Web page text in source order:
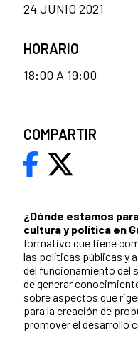
¿Dónde estamos
cultura y política en
formativo que tiene
las políticas públicas y
del funcionamiento del
de generar
sobre aspectos que
para la creación de
promover el desarrollo
24 JUNIO 2021
HORARIO
18:00 A 19:00
COMPARTIR